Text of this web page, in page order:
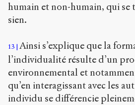
humain et non-humain, qui se
sien.
13
Ainsi s’explique que la
l’individualité résulte d’un
environnemental et
qu’en interagissant avec les
individu se différencie